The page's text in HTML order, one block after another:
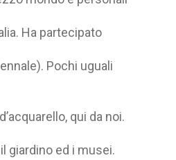
Ha partecipato
Pochi uguali
qui da noi.
giardino ed i musei.